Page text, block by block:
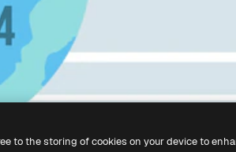
to the storing of cookies on your device to